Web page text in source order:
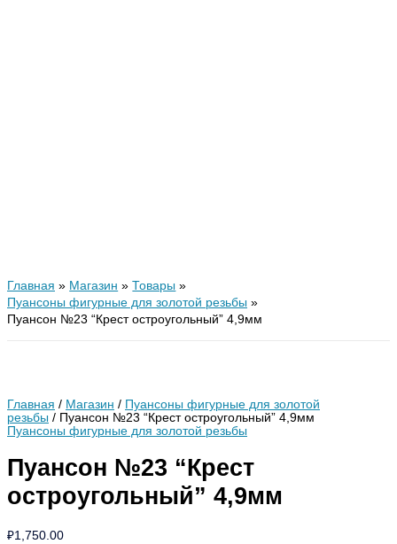
Главная Магазин
Товары
Пуансоны фигурные для золотой резьбы
Пуансон №23 “Крест остроугольный” 4,9мм
Главная / Магазин / Пуансоны фигурные для золотой
резьбы / Пуансон №23 “Крест остроугольный” 4,9мм
Пуансоны фигурные для золотой резьбы
Пуансон №23 “Крест
остроугольный” 4,9мм
₽1,750.00